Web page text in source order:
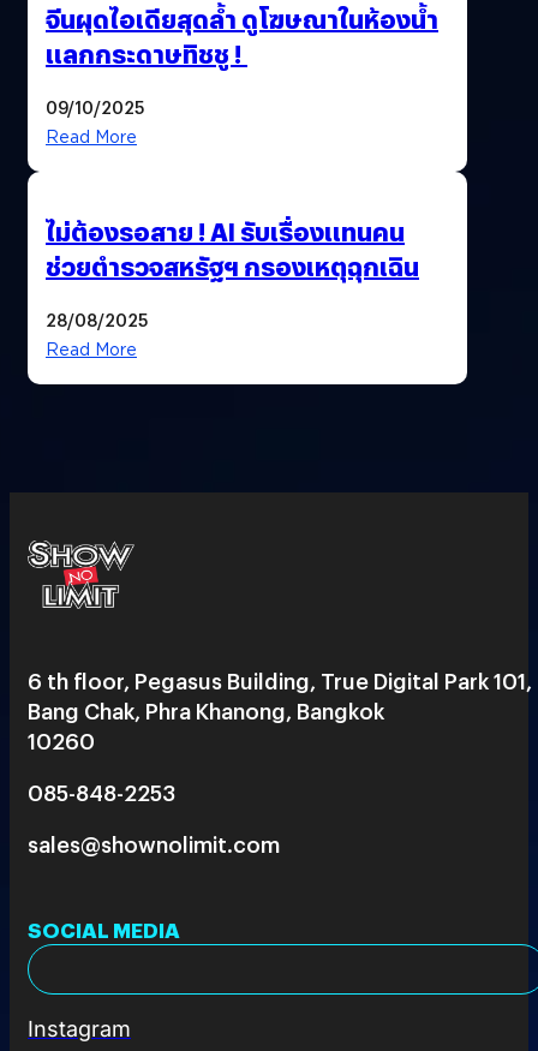
จีนผุดไอเดียสุดล้ำ ดูโฆษณาในห้องน้ำ
แลกกระดาษทิชชู !
09/10/2025
Read More
ไม่ต้องรอสาย ! AI รับเรื่องแทนคน
ช่วยตำรวจสหรัฐฯ กรองเหตุฉุกเฉิน
28/08/2025
Read More
6 th floor, Pegasus Building, True Digital Park 101,
Bang Chak, Phra Khanong, Bangkok
10260
085-848-2253
sales@shownolimit.com
SOCIAL MEDIA
Instagram